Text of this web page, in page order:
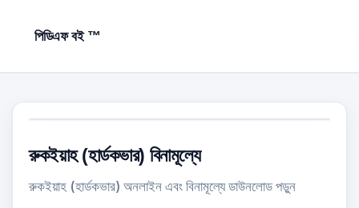
পিডিএফ বই ™
রুকইয়াহ (হার্ডকভার) বিনামূল্যে
রুকইয়াহ (হার্ডকভার) অনলাইন এবং বিনামূল্যে ডাউনলোড পড়ুন